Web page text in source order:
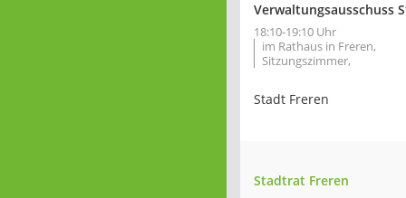
Verwaltungsausschuss
18:10-19:10 Uhr
im Rathaus in Freren,
Sitzungszimmer,
Stadt Freren
Stadtrat Freren